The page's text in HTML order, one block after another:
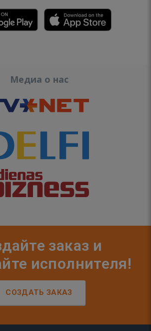
Медиа о нас
заказ и
исполнителя!
СОЗДАТЬ ЗАКАЗ